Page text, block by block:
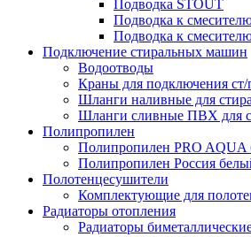
Подводка STOUT
Подводка к
Подводка к
Подключение стиральных машин
Водоотводы
Краны для подключения ст/
Шланги наливные для
Шланги сливные ПВХ для
Полипропилен
Полипропилен PRO AQUA
Полипропилен Россия
Полотенцесушители
Комплектующие для
Радиаторы отопления
Радиаторы